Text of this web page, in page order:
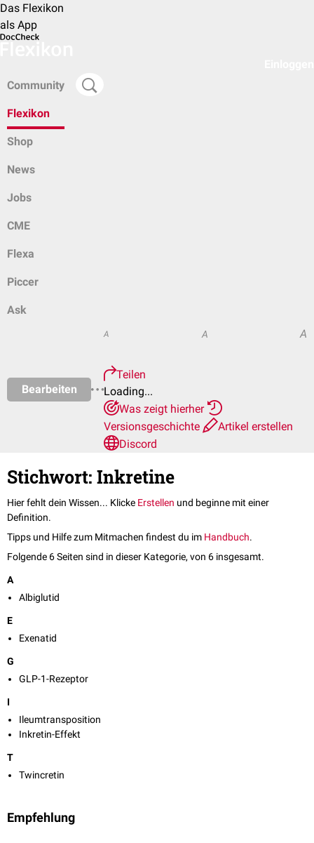
Das Flexikon
als App
Community
Flexikon
Shop
News
Jobs
CME
Flexa
Piccer
Ask
Bearbeiten
A A A
Teilen
Loading...
Was zeigt hierher
Versionsgeschichte
Artikel erstellen
Discord
Stichwort: Inkretine
Hier fehlt dein Wissen... Klicke Erstellen und beginne mit einer
Definition.
Tipps und Hilfe zum Mitmachen findest du im Handbuch.
Folgende 6 Seiten sind in dieser Kategorie, von 6 insgesamt.
A
Albiglutid
E
Exenatid
G
GLP-1-Rezeptor
I
Ileumtransposition
Inkretin-Effekt
T
Twincretin
Empfehlung